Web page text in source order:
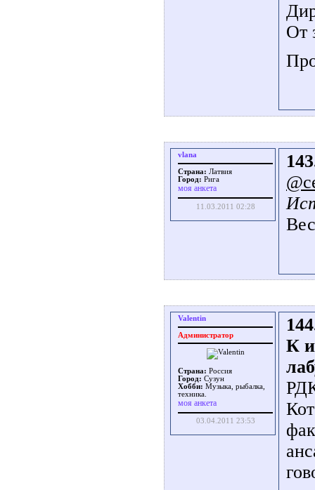
От
vlana
Страна: Латвия
Город: Рига
моя анкета
11.03.2011 02:28
Valentin
Администратор
Страна: Россия
Город: Сузун
Хобби: Музыка, рыбалка,
техника.
моя анкета
03.04.2011 23:53
К